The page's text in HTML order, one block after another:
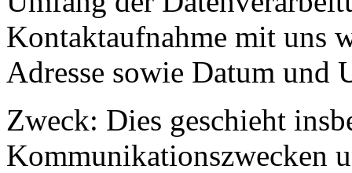
Kontaktaufnahme mit uns
Adresse sowie Datum und
Zweck: Dies geschieht
Kommunikationszwecken